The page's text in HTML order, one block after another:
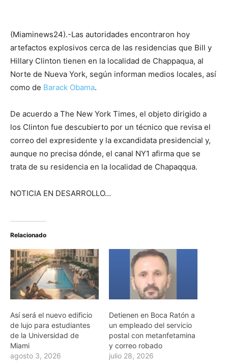
(Miaminews24).-Las autoridades encontraron hoy
artefactos explosivos cerca de las residencias que Bill y
Hillary Clinton tienen en la localidad de Chappaqua, al
Norte de Nueva York, según informan medios locales, así
como de Barack Obama.
De acuerdo a The New York Times, el objeto dirigido a
los Clinton fue descubierto por un técnico que revisa el
correo del expresidente y la excandidata presidencial y,
aunque no precisa dónde, el canal NY1 afirma que se
trata de su residencia en la localidad de Chapaqqua.
NOTICIA EN DESARROLLO…
Relacionado
Así será el nuevo edificio
de lujo para estudiantes
de la Universidad de
Miami
agosto 3, 2026
Detienen en Boca Ratón a
un empleado del servicio
postal con metanfetamina
y correo robado
julio 28, 2026